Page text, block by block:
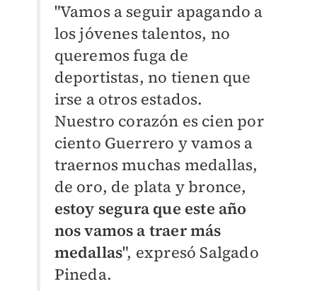
"Vamos a seguir apagando a
los jóvenes talentos, no
queremos fuga de
deportistas, no tienen que
irse a otros estados.
Nuestro corazón es cien por
ciento Guerrero y vamos a
traernos muchas medallas,
de oro, de plata y bronce,
estoy segura que este año
nos vamos a traer más
medallas", expresó Salgado
Pineda.